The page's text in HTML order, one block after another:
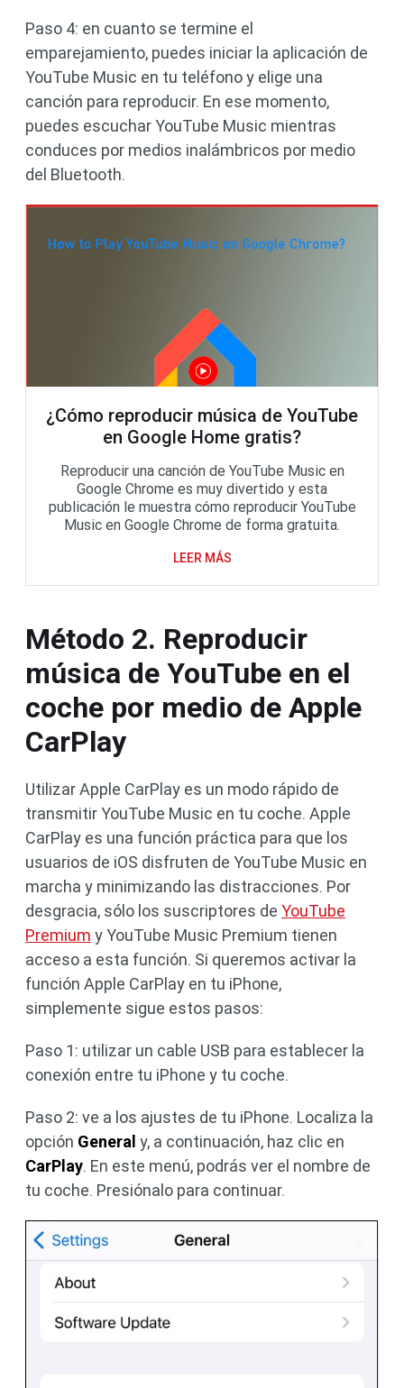
Paso 4: en cuanto se termine el
emparejamiento, puedes iniciar la aplicación de
YouTube Music en tu teléfono y elige una
canción para reproducir. En ese momento,
puedes escuchar YouTube Music mientras
conduces por medios inalámbricos por medio
del Bluetooth.
¿Cómo reproducir música de YouTube
en Google Home gratis?
Reproducir una canción de YouTube Music en
Google Chrome es muy divertido y esta
publicación le muestra cómo reproducir YouTube
Music en Google Chrome de forma gratuita.
LEER MÁS
Método 2. Reproducir
música de YouTube en el
coche por medio de Apple
CarPlay
Utilizar Apple CarPlay es un modo rápido de
transmitir YouTube Music en tu coche. Apple
CarPlay es una función práctica para que los
usuarios de iOS disfruten de YouTube Music en
marcha y minimizando las distracciones. Por
desgracia, sólo los suscriptores de YouTube
Premium y YouTube Music Premium tienen
acceso a esta función. Si queremos activar la
función Apple CarPlay en tu iPhone,
simplemente sigue estos pasos:
Paso 1: utilizar un cable USB para establecer la
conexión entre tu iPhone y tu coche.
Paso 2: ve a los ajustes de tu iPhone. Localiza la
opción General y, a continuación, haz clic en
CarPlay. En este menú, podrás ver el nombre de
tu coche. Presiónalo para continuar.